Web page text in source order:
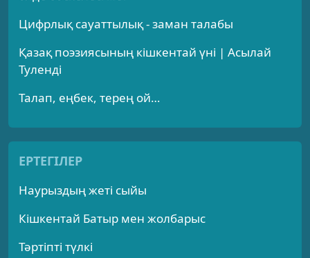
Цифрлық сауаттылық - заман талабы
Қазақ поэзиясының кішкентай үні | Асылай
Туленді
Талап, еңбек, терең ой…
ЕРТЕГІЛЕР
Наурыздың жеті сыйы
Кішкентай Батыр мен жолбарыс
Тәртіпті түлкі